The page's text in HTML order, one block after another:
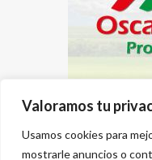
Valoramos tu
Usamos cookies para
mostrarle anuncios o